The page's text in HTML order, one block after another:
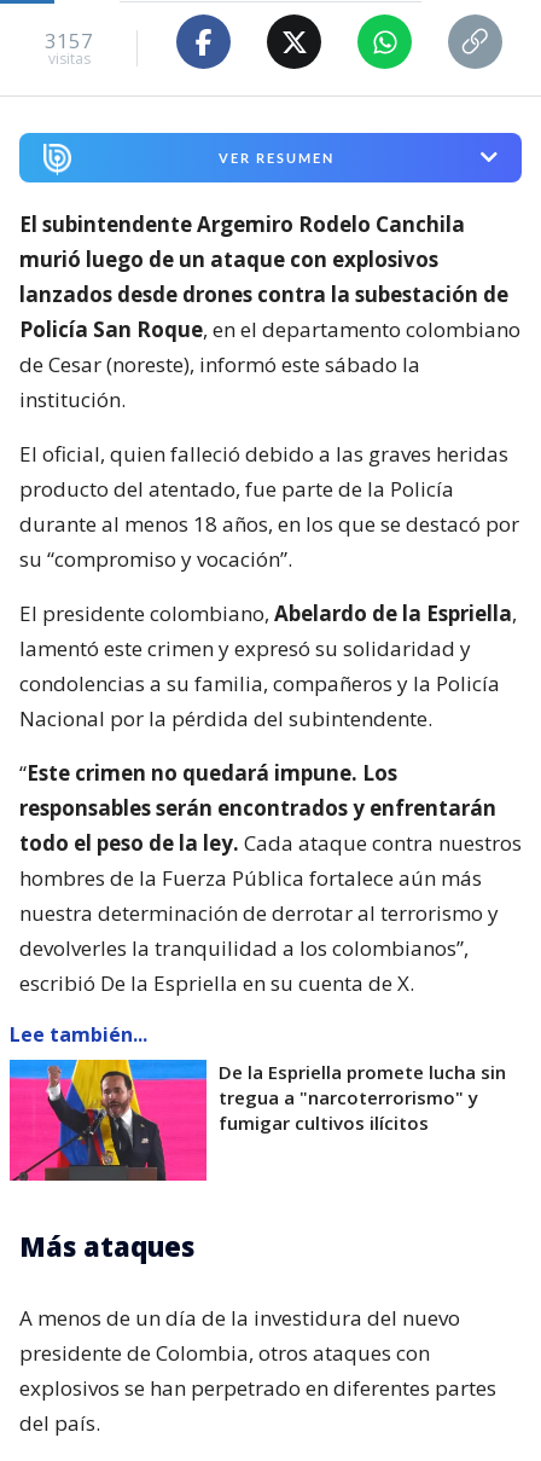
3157
visitas
VER RESUMEN
El subintendente Argemiro Rodelo Canchila
murió luego de un ataque con explosivos
lanzados desde drones contra la subestación de
Policía San Roque, en el departamento colombiano
de Cesar (noreste), informó este sábado la
institución.
El oficial, quien falleció debido a las graves heridas
producto del atentado, fue parte de la Policía
durante al menos 18 años, en los que se destacó por
su “compromiso y vocación”.
El presidente colombiano, Abelardo de la Espriella,
lamentó este crimen y expresó su solidaridad y
condolencias a su familia, compañeros y la Policía
Nacional por la pérdida del subintendente.
“Este crimen no quedará impune. Los
responsables serán encontrados y enfrentarán
todo el peso de la ley. Cada ataque contra nuestros
hombres de la Fuerza Pública fortalece aún más
nuestra determinación de derrotar al terrorismo y
devolverles la tranquilidad a los colombianos”,
escribió De la Espriella en su cuenta de X.
Lee también...
De la Espriella promete lucha sin
tregua a "narcoterrorismo" y
fumigar cultivos ilícitos
Más ataques
A menos de un día de la investidura del nuevo
presidente de Colombia, otros ataques con
explosivos se han perpetrado en diferentes partes
del país.